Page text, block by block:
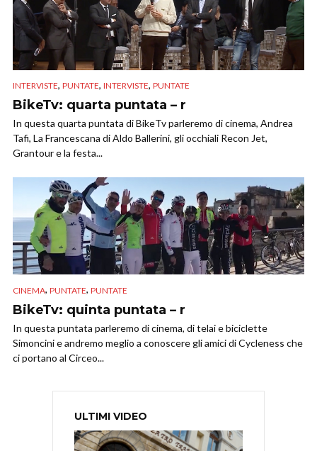
INTERVISTE, PUNTATE, INTERVISTE, PUNTATE
BikeTv: quarta puntata – r
In questa quarta puntata di BikeTv parleremo di cinema, Andrea
Tafi, La Francescana di Aldo Ballerini, gli occhiali Recon Jet,
Grantour e la festa...
CINEMA, PUNTATE, PUNTATE
BikeTv: quinta puntata – r
In questa puntata parleremo di cinema, di telai e biciclette
Simoncini e andremo meglio a conoscere gli amici di Cycleness che
ci portano al Circeo...
ULTIMI VIDEO